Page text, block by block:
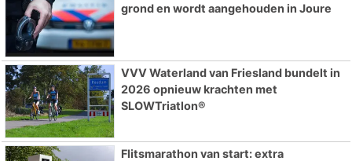
grond en wordt aangehouden in Joure
VVV Waterland van Friesland bundelt in
2026 opnieuw krachten met
SLOWTriatlon®
Flitsmarathon van start: extra